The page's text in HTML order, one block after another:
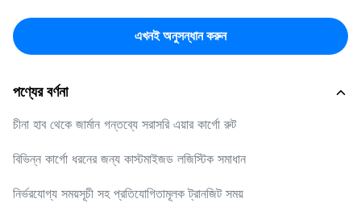
এখনই অনুসন্ধান করুন
পণ্যের বর্ণনা
চীনা হাব থেকে জার্মান গন্তব্যে সরাসরি এয়ার কার্গো রুট
বিভিন্ন কার্গো ধরনের জন্য কাস্টমাইজড লজিস্টিক সমাধান
নির্ভরযোগ্য সময়সূচী সহ প্রতিযোগিতামূলক ট্রানজিট সময়